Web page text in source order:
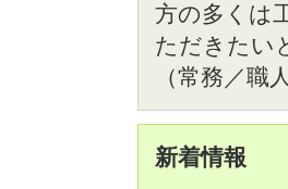
方の多くは
ただきたい
（常務／職
新着情報